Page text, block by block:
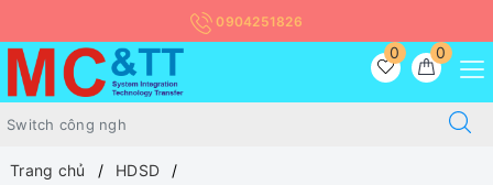
0904251826
0
0
Trang chủ
HDSD